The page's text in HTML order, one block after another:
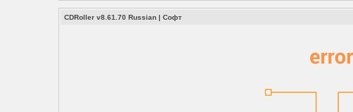
CDRoller v8.61.70 Russian |Софт